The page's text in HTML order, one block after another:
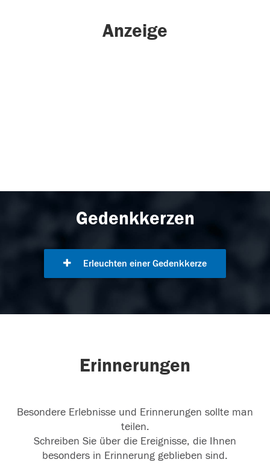
Anzeige
Gedenkkerzen
Erleuchten einer Gedenkkerze
Erinnerungen
Besondere Erlebnisse und Erinnerungen sollte man
teilen.
Schreiben Sie über die Ereignisse, die Ihnen
besonders in Erinnerung geblieben sind.